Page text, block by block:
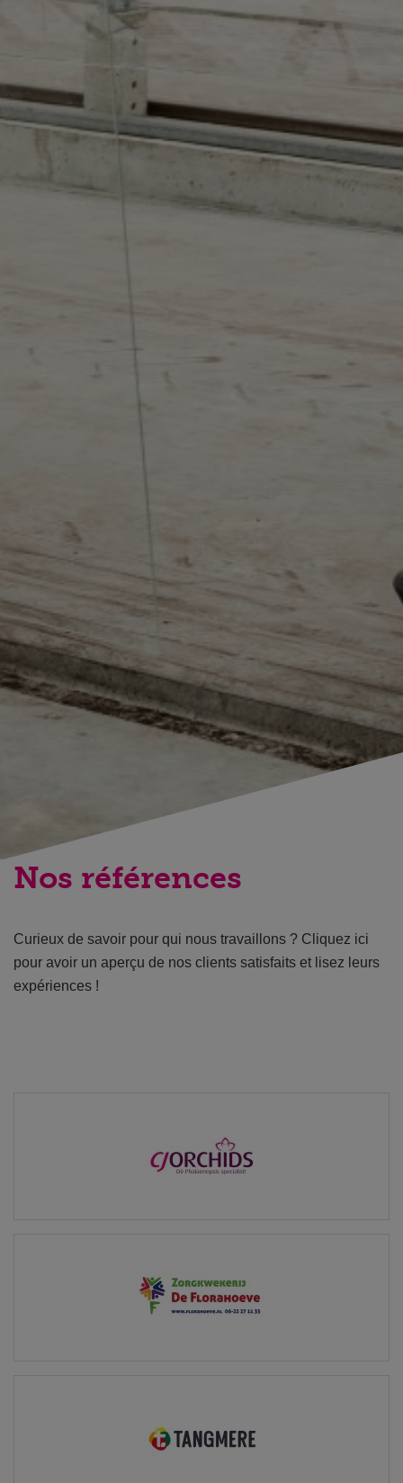
Nos références
Curieux de savoir pour qui nous travaillons ? Cliquez ici
pour avoir un aperçu de nos clients satisfaits et lisez leurs
expériences !